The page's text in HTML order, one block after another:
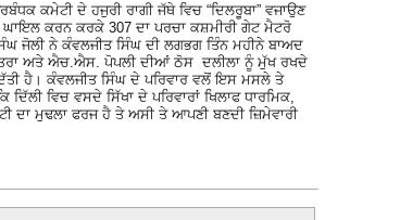
ਕਮੇਟੀ ਦੇ ਹਜੁਰੀ ਰਾਗੀ ਜੱਥੇ ਵਿਚ “ਦਿਲਰੂਬਾ” ਵਜਾਉਣ
ਕਰਨ ਕਰਕੇ 307 ਦਾ ਪਰਚਾ ਕਸ਼ਮੀਰੀ ਗੇਟ ਮੈਟਰੋ
ਜੋਲੀ ਨੇ ਕੰਵਲਜੀਤ ਸਿੰਘ ਦੀ ਲਗਭਗ ਤਿੰਨ ਮਹੀਨੇ ਬਾਅਦ
ਅਤੇ ਐਚ.ਐਸ. ਪੋਪਲੀ ਦੀਆਂ ਠੋਸ ਦਲੀਲਾ ਨੂੰ ਮੁੱਖ ਰਖਦੇ
ਹੈ। ਕੰਵਲਜੀਤ ਸਿੰਘ ਦੇ ਪਰਿਵਾਰ ਵਲੋਂ ਇਸ ਮਸਲੇ ਤੇ
ਵਿਚ ਵਸਦੇ ਸਿੱਖਾ ਦੇ ਪਰਿਵਾਰਾਂ ਖਿਲਾਫ ਧਾਰਮਿਕ,
ਦਾ ਮੁਢਲਾ ਫਰਜ ਹੈ ਤੇ ਅਸੀ ਤੇ ਆਪਣੀ ਬਣਦੀ ਜ਼ਿਮੇਵਾਰੀ